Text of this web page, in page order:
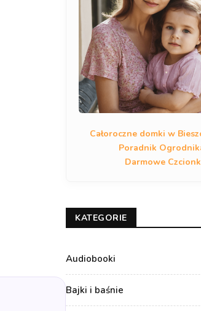
Całoroczne domki w
Poradnik
Darmowe
KATEGORIE
Audiobooki
Bajki i baśnie